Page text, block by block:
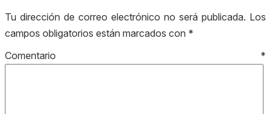
Tu dirección de correo electrónico no será publicada. Los
campos obligatorios están marcados con *
Comentario *